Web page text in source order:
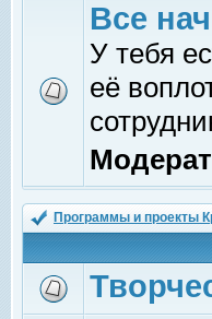
Все
У тебя
её
Программы и проекты